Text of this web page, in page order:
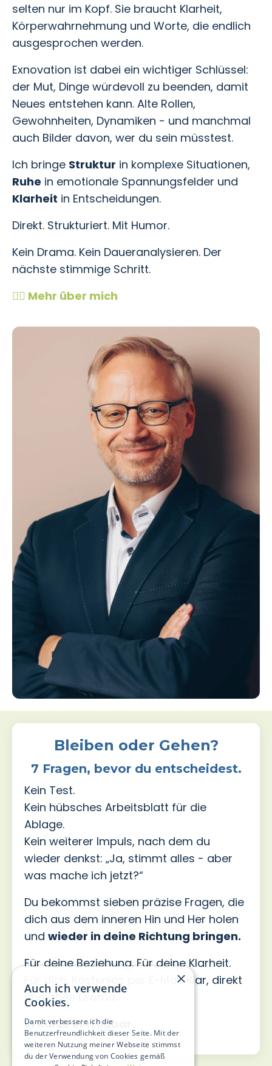
selten nur im Kopf. Sie braucht Klarheit,
Körperwahrnehmung und Worte, die endlich
ausgesprochen werden.
Exnovation ist dabei ein wichtiger Schlüssel:
der Mut, Dinge würdevoll zu beenden, damit
Neues entstehen kann. Alte Rollen,
Gewohnheiten, Dynamiken - und manchmal
auch Bilder davon, wer du sein müsstest.
Ich bringe Struktur in komplexe Situationen,
Ruhe in emotionale Spannungsfelder und
Klarheit in Entscheidungen.
Direkt. Strukturiert. Mit Humor.
Kein Drama. Kein Daueranalysieren. Der
nächste stimmige Schritt.
👉🏻 Mehr über mich
Bleiben oder Gehen?
7 Fragen, bevor du entscheidest.
Kein Test.
Kein hübsches Arbeitsblatt für die
Ablage.
Kein weiterer Impuls, nach dem du
wieder denkst: „Ja, stimmt alles - aber
was mache ich jetzt?“
Du bekommst sieben präzise Fragen, die
dich aus dem inneren Hin und Her holen
und wieder in deine Richtung bringen.
Für deine Beziehung. Für deine Klarheit.
Für dich. Kostenlos per E-Mail. Klar, direkt
und ohne Drama.
In Kürze verfügbar.
×
Auch ich verwende
Cookies.
Damit verbessere ich die
Benutzerfreundlichkeit dieser Seite. Mit der
weiteren Nutzung meiner Webseite stimmst
du der Verwendung von Cookies gemäß